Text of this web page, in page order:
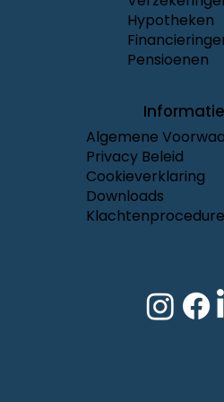
Hypotheken
Pensioenen
Informatie
Algemene
Privacy Beleid
Cookieverklaring
Downloads
Klachtenprocedure